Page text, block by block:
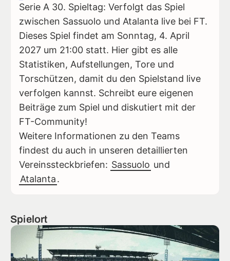
Serie A 30. Spieltag: Verfolgt das Spiel
zwischen Sassuolo und Atalanta live bei FT.
Dieses Spiel findet am Sonntag, 4. April
2027 um 21:00 statt. Hier gibt es alle
Statistiken, Aufstellungen, Tore und
Torschützen, damit du den Spielstand live
verfolgen kannst. Schreibt eure eigenen
Beiträge zum Spiel und diskutiert mit der
FT-Community!
Weitere Informationen zu den Teams
findest du auch in unseren detaillierten
Vereinssteckbriefen: Sassuolo und
Atalanta.
Spielort